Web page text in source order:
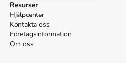
Resurser
Hjälpcenter
Kontakta oss
Företagsinformation
Om oss